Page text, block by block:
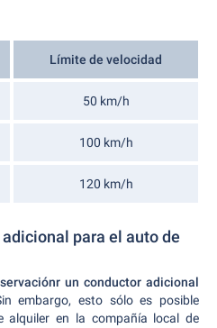
Límite de velocidad
50 km/h
100 km/h
120 km/h
para el auto de
un conductor adicional
embargo, esto sólo es posible
alquiler en la compañía local de